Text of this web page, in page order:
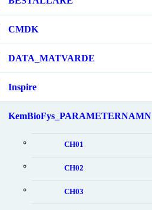
CMDK
DATA_MATVARDE
Inspire
KemBioFys_PARAMETERNAMN
CH01
CH02
CH03